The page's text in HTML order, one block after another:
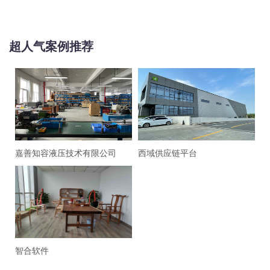
超人气案例推荐
嘉善知容液压技术有限公司 西域供应链平台
智合软件